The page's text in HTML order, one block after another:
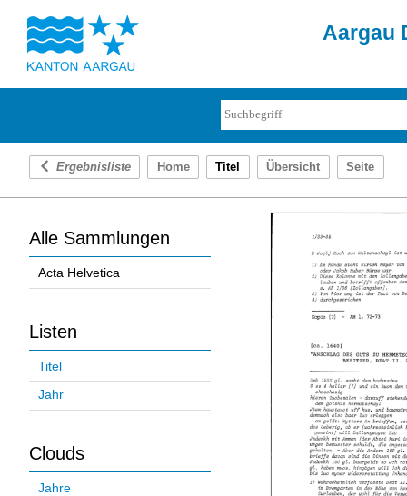
Aargau
Ergebnisliste Home Titel Übersicht Seite
Alle Sammlungen
Acta Helvetica
Listen
Titel
Jahr
Clouds
Jahre